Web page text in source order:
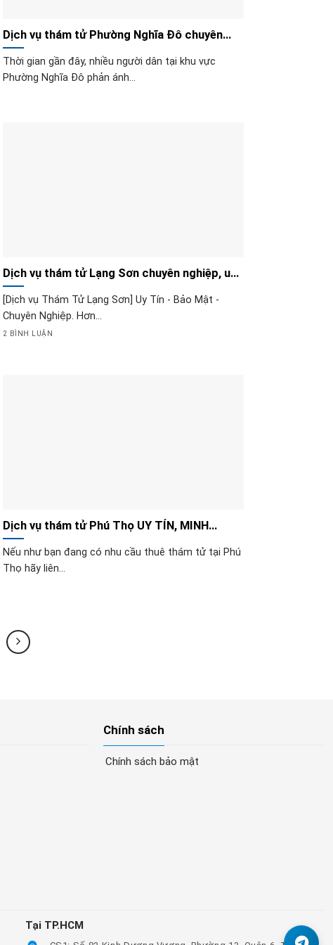
Dịch vụ thám tử Phường Nghĩa Đô chuyên
nghiệp, giá hợp lý
Thời gian gần đây, nhiều người dân tại khu vực
Phường Nghĩa Đô phản ánh...
Dịch vụ thám tử Lạng Sơn chuyên nghiệp, uy
tín nhất khu vực
[Dịch vụ Thám Tử Lạng Sơn] Uy Tín - Bảo Mật -
Chuyên Nghiệp. Hơn...
2 BÌNH LUẬN
Dịch vụ thám tử Phú Thọ UY TÍN, MINH
BẠCH, GIÁ RẺ 2025
Nếu như bạn đang có nhu cầu thuê thám tử tại Phú
Thọ hãy liên...
Chính sách
Chính sách bảo mật
Tại TP.HCM